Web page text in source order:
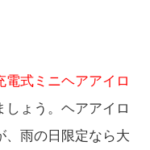
電式ミニヘアアイロ
ょう。ヘアアイロ
、雨の日限定なら大